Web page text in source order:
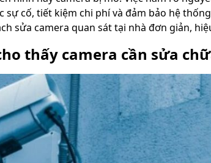
sự cố, tiết kiệm chi phí và đảm bảo hệ
sửa camera quan sát tại nhà đơn giản,
thấy camera cần sửa